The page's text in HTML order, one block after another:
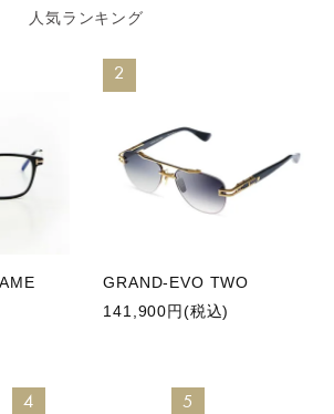
人気ランキング
2
GRAND-EVO TWO
141,900円(税込)
4 5